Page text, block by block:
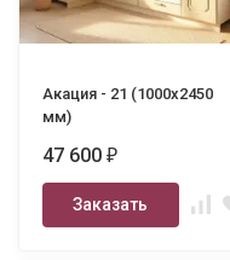
Акация - 21 (1000х2450
мм)
47 600₽
Заказать